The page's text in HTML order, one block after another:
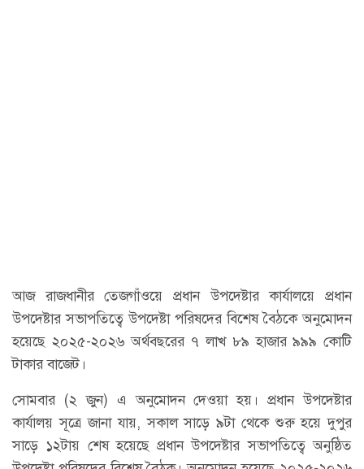
আজ রাজধানীর তেজগাঁওয়ে প্রধান উপদেষ্টার কার্যালয়ে প্রধান
উপদেষ্টার সভাপতিত্বে উপদেষ্টা পরিষদের বিশেষ বৈঠকে অনুমোদন
হয়েছে ২০২৫-২০২৬ অর্থবছরের ৭ লাখ ৮৯ হাজার ৯৯৯ কোটি
টাকার বাজেট।
সোমবার (২ জুন) এ অনুমোদন দেওয়া হয়। প্রধান উপদেষ্টার
কার্যালয় সূত্রে জানা যায়, সকাল সাড়ে ৯টা থেকে শুরু হয়ে দুপুর
সাড়ে ১২টায় শেষ হয়েছে প্রধান উপদেষ্টার সভাপতিত্বে অনুষ্ঠিত